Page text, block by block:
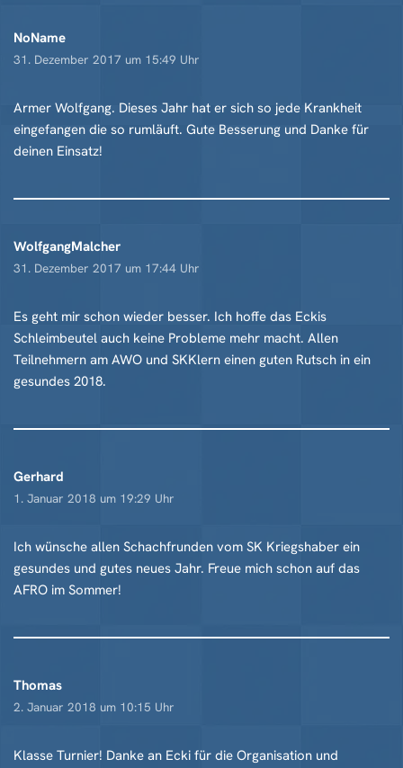
NoName
31. Dezember 2017 um 15:49 Uhr
Armer Wolfgang. Dieses Jahr hat er sich so jede Krankheit
eingefangen die so rumläuft. Gute Besserung und Danke für
deinen Einsatz!
WolfgangMalcher
31. Dezember 2017 um 17:44 Uhr
Es geht mir schon wieder besser. Ich hoffe das Eckis
Schleimbeutel auch keine Probleme mehr macht. Allen
Teilnehmern am AWO und SKKlern einen guten Rutsch in ein
gesundes 2018.
Gerhard
1. Januar 2018 um 19:29 Uhr
Ich wünsche allen Schachfrunden vom SK Kriegshaber ein
gesundes und gutes neues Jahr. Freue mich schon auf das
AFRO im Sommer!
Thomas
2. Januar 2018 um 10:15 Uhr
Klasse Turnier! Danke an Ecki für die Organisation und